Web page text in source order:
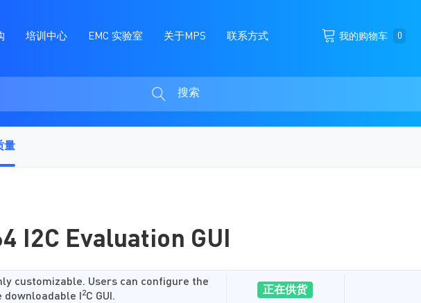
培训中心 EMC 实验室 关于MPS 联系方式 我的购物车 0
跳
到
搜索
量
I2C Evaluation GUI
customizable. Users can configure the
downloadable I
2C GUI.
正在供货